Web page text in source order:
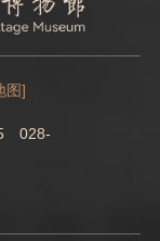
图]
028-